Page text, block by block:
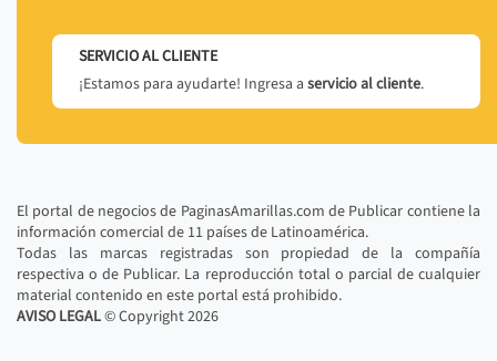
SERVICIO AL CLIENTE
¡Estamos para ayudarte! Ingresa a servicio al cliente.
El portal de negocios de PaginasAmarillas.com de Publicar contiene la
información comercial de 11 países de Latinoamérica.
Todas las marcas registradas son propiedad de la compañía
respectiva o de Publicar. La reproducción total o parcial de cualquier
material contenido en este portal está prohibido.
AVISO LEGAL© Copyright2026